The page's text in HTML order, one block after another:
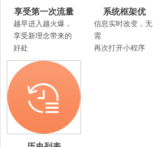
享受第一次流量
红利
越早进入越火爆，
享受新理念带来的
好处
系统框架优
信息实时改变，无
需
再次打开小程序